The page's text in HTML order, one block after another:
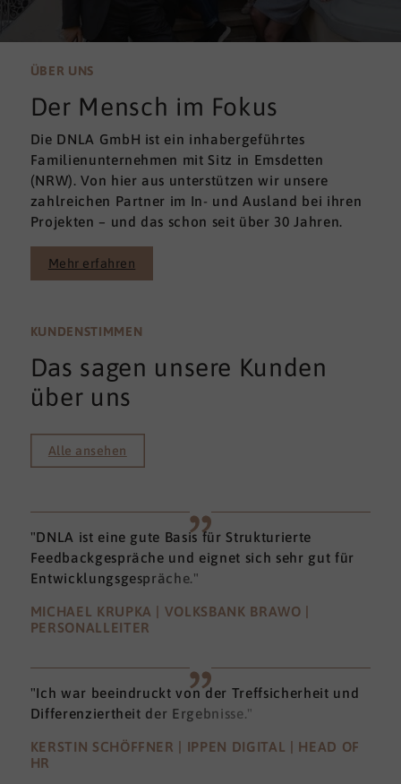
ÜBER UNS
Der Mensch im Fokus
Die DNLA GmbH ist ein inhabergeführtes
Familienunternehmen mit Sitz in Emsdetten
(NRW). Von hier aus unterstützen wir unsere
zahlreichen Partner im In- und Ausland bei ihren
Projekten – und das schon seit über 30 Jahren.
Mehr erfahren
KUNDENSTIMMEN
Das sagen unsere Kunden
über uns
Alle ansehen
"DNLA ist eine gute Basis für Strukturierte
Feedbackgespräche und eignet sich sehr gut für
Entwicklungsgespräche."
MICHAEL KRUPKA | VOLKSBANK BRAWO |
PERSONALLEITER
"Ich war beeindruckt von der Treffsicherheit und
Differenziertheit der Ergebnisse."
KERSTIN SCHÖFFNER | IPPEN DIGITAL | HEAD OF
HR